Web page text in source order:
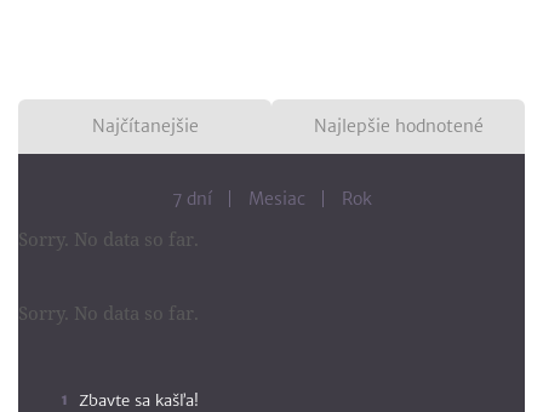
Najčítanejšie Najlepšie hodnotené
7 dní Mesiac Rok
Sorry. No data so far.
Sorry. No data so far.
Zbavte sa kašľa!